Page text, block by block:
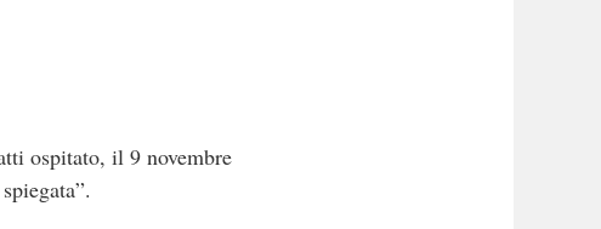
ospitato, il 9 novembre